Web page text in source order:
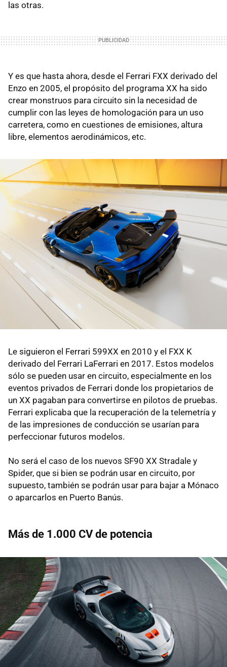
las otras.
Y es que hasta ahora, desde el Ferrari FXX derivado del
Enzo en 2005, el propósito del programa XX ha sido
crear monstruos para circuito sin la necesidad de
cumplir con las leyes de homologación para un uso
carretera, como en cuestiones de emisiones, altura
libre, elementos aerodinámicos, etc.
Le siguieron el Ferrari 599XX en 2010 y el FXX K
derivado del Ferrari LaFerrari en 2017. Estos modelos
sólo se pueden usar en circuito, especialmente en los
eventos privados de Ferrari donde los propietarios de
un XX pagaban para convertirse en pilotos de pruebas.
Ferrari explicaba que la recuperación de la telemetría y
de las impresiones de conducción se usarían para
perfeccionar futuros modelos.
No será el caso de los nuevos SF90 XX Stradale y
Spider, que si bien se podrán usar en circuito, por
supuesto, también se podrán usar para bajar a Mónaco
o aparcarlos en Puerto Banús.
Más de 1.000 CV de potencia